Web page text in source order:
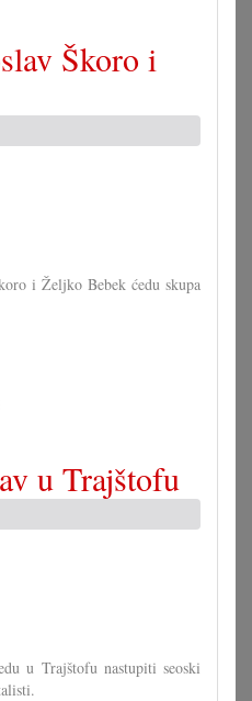
Škoro i
i Željko Bebek ćedu skupa
u Trajštofu
u Trajštofu nastupiti seoski